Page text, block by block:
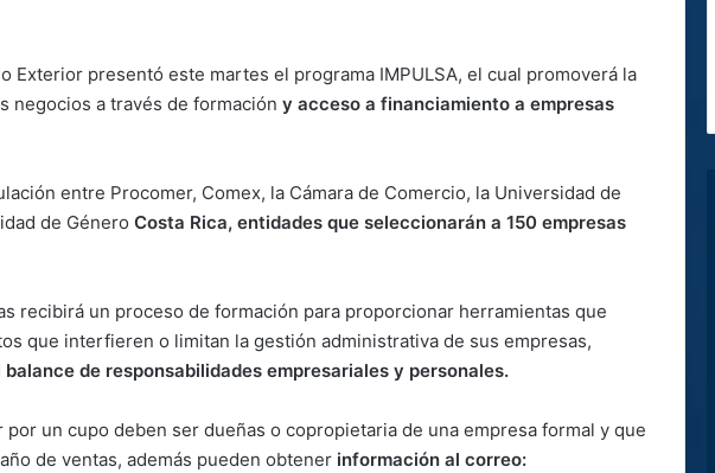
Exterior presentó este martes el programa IMPULSA, el cual promoverá la
negocios a través de formación y acceso a financiamiento a empresas
entre Procomer, Comex, la Cámara de Comercio, la Universidad de
de Género Costa Rica, entidades que seleccionarán a 150 empresas
recibirá un proceso de formación para proporcionar herramientas que
que interfieren o limitan la gestión administrativa de sus empresas,
balance de responsabilidades empresariales y personales.
por un cupo deben ser dueñas o copropietaria de una empresa formal y que
de ventas, además pueden obtener información al correo: